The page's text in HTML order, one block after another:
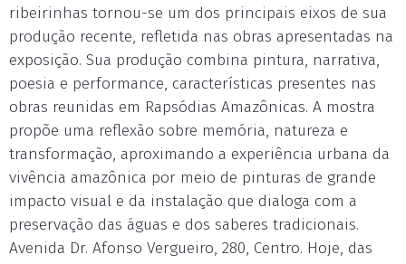
ribeirinhas tornou-se um dos principais eixos de sua
produção recente, refletida nas obras apresentadas na
exposição. Sua produção combina pintura, narrativa,
poesia e performance, características presentes nas
obras reunidas em Rapsódias Amazônicas. A mostra
propõe uma reflexão sobre memória, natureza e
transformação, aproximando a experiência urbana da
vivência amazônica por meio de pinturas de grande
impacto visual e da instalação que dialoga com a
preservação das águas e dos saberes tradicionais.
Avenida Dr. Afonso Vergueiro, 280, Centro. Hoje, das